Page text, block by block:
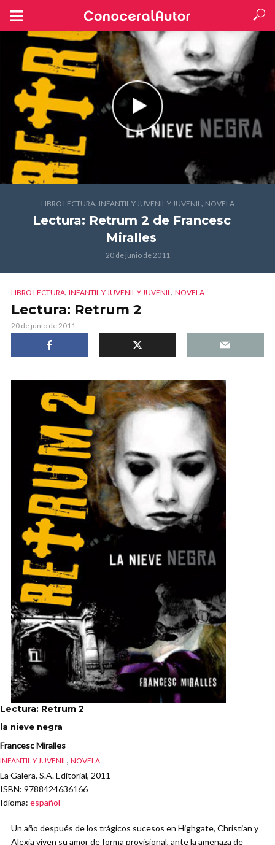
LIBRO LECTURA, INFANTIL Y JUVENIL Y JUVENIL, NOVELA
Lectura: Retrum 2 de Francesc
Miralles
20 de junio de 2011
LIBRO LECTURA, INFANTIL Y JUVENIL Y JUVENIL, NOVELA
Lectura: Retrum 2
20 de junio de 2011
Lectura: Retrum 2
la nieve negra
Francesc Miralles
INFANTIL Y JUVENIL, NOVELA
La Galera, S.A. Editorial, 2011
ISBN: 9788424636166
Idioma: español
Un año después de los trágicos sucesos en Highgate, Christian y
Alexia viven su amor de forma provisional, ante la amenaza de